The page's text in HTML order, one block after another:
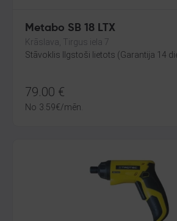
Metabo SB 18 LTX
Krāslava, Tirgus iela 7
Stāvoklis Ilgstoši lietots (Garantija 14
79.00 €
No 3.59€/mēn.